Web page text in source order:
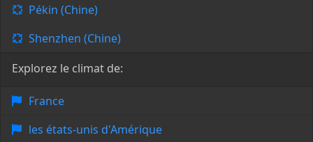
Pékin (Chine)
Shenzhen (Chine)
Explorez le climat de:
France
les états-unis d'Amérique